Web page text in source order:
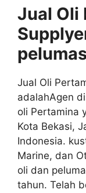
Jual Oli
Jual Oli
adalahAgen
oli Pertamina
Kota Bekasi,
Indonesia.
Marine, dan
oli dan
tahun. Telah